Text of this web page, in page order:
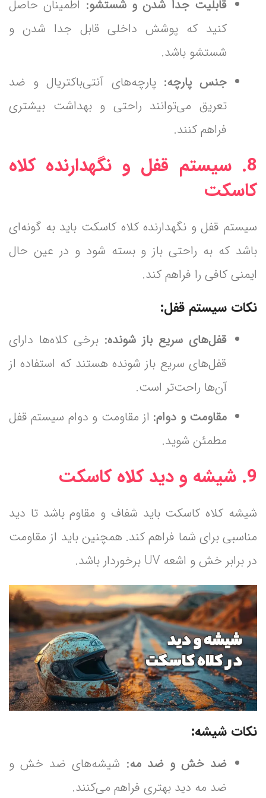
قابلیت جدا شدن و شستشو: اطمینان حاصل
کنید که پوشش داخلی قابل جدا شدن و
شستشو باشد.
جنس پارچه: پارچه‌های آنتی‌باکتریال و ضد
تعریق می‌توانند راحتی و بهداشت بیشتری
فراهم کنند.
8. سیستم قفل و نگهدارنده کلاه
کاسکت
سیستم قفل و نگهدارنده کلاه کاسکت باید به گونه‌ای
باشد که به راحتی باز و بسته شود و در عین حال
ایمنی کافی را فراهم کند.
نکات سیستم قفل:
قفل‌های سریع باز شونده: برخی کلاه‌ها دارای
قفل‌های سریع باز شونده هستند که استفاده از
آن‌ها راحت‌تر است.
مقاومت و دوام: از مقاومت و دوام سیستم قفل
مطمئن شوید.
9. شیشه و دید کلاه کاسکت
شیشه کلاه کاسکت باید شفاف و مقاوم باشد تا دید
مناسبی برای شما فراهم کند. همچنین باید از مقاومت
در برابر خش و اشعه UV برخوردار باشد.
نکات شیشه:
ضد خش و ضد مه: شیشه‌های ضد خش و
ضد مه دید بهتری فراهم می‌کنند.